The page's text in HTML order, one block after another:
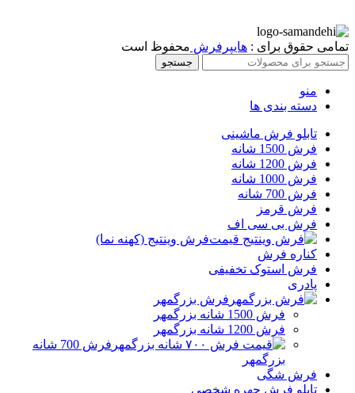
تمامی حقوق برای : هایپرفرش محفوظ است
جستجو
منو
دسته بندی ها
تابلو فرش ماشینی
فرش 1500 شانه
فرش 1200 شانه
فرش 1000 شانه
فرش 700 شانه
فرش قرمز
فرش بی سی اف
فرش وینتیج (کهنه نما)
کناره فرش
فرش استوک تخفیفی
پادری
فرش بزرگمهر
فرش 1500 شانه بزرگمهر
فرش 1200 شانه بزرگمهر
فرش 700 شانه
بزرگمهر
فرش شگی
تابلو فرش چهره شخصی